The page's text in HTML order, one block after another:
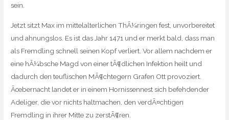
sein.
Jetzt sitzt Max im mittelalterlichen ThÃ¼ringen fest, unvorbereitet
und ahnungslos. Es ist das Jahr 1471 und er merkt bald, dass man
als Fremdling schnell seinen Kopf verliert. Vor allem nachdem er
eine hÃ¼bsche Magd von einer tÃ¶dlichen Infektion heilt und
dadurch den teuflischen MÃ¶chtegern Grafen Ott provoziert.
Ãœbernacht landet er in einem Hornissennest sich befehdender
Adeliger, die vor nichts haltmachen, den verdÃ¤chtigen
Fremdling in ihrer Mitte zu zerstÃ¶ren.